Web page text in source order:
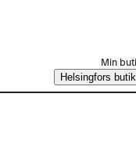
Min
Helsingfors butik